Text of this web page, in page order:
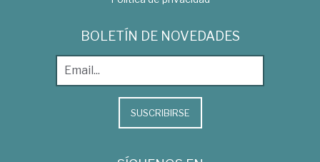
BOLETÍN DE NOVEDADES
SUSCRIBIRSE